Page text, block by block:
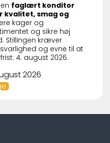
faglært konditor
kvalitet, smag og
kager og
og sikre høj
Stillingen kræver
og evne til at
4. august 2026.
2026